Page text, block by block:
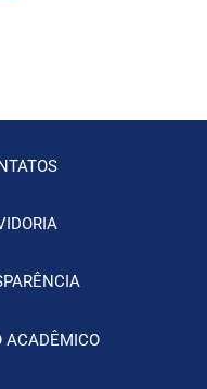
ACADÊMICO